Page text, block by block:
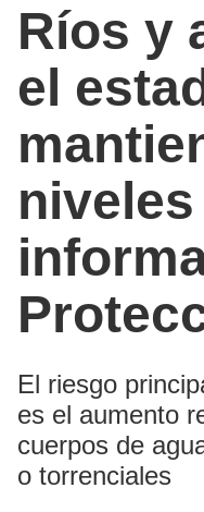
Ríos y
el
El riesgo
es el aumento
cuerpos de
o torrenciales